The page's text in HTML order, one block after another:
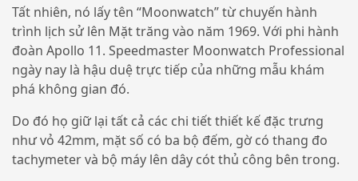
Tất nhiên, nó lấy tên “Moonwatch” từ chuyến hành
trình lịch sử lên Mặt trăng vào năm 1969. Với phi hành
đoàn Apollo 11. Speedmaster Moonwatch Professional
ngày nay là hậu duệ trực tiếp của những mẫu khám
phá không gian đó.
Do đó họ giữ lại tất cả các chi tiết thiết kế đặc trưng
như vỏ 42mm, mặt số có ba bộ đếm, gờ có thang đo
tachymeter và bộ máy lên dây cót thủ công bên trong.